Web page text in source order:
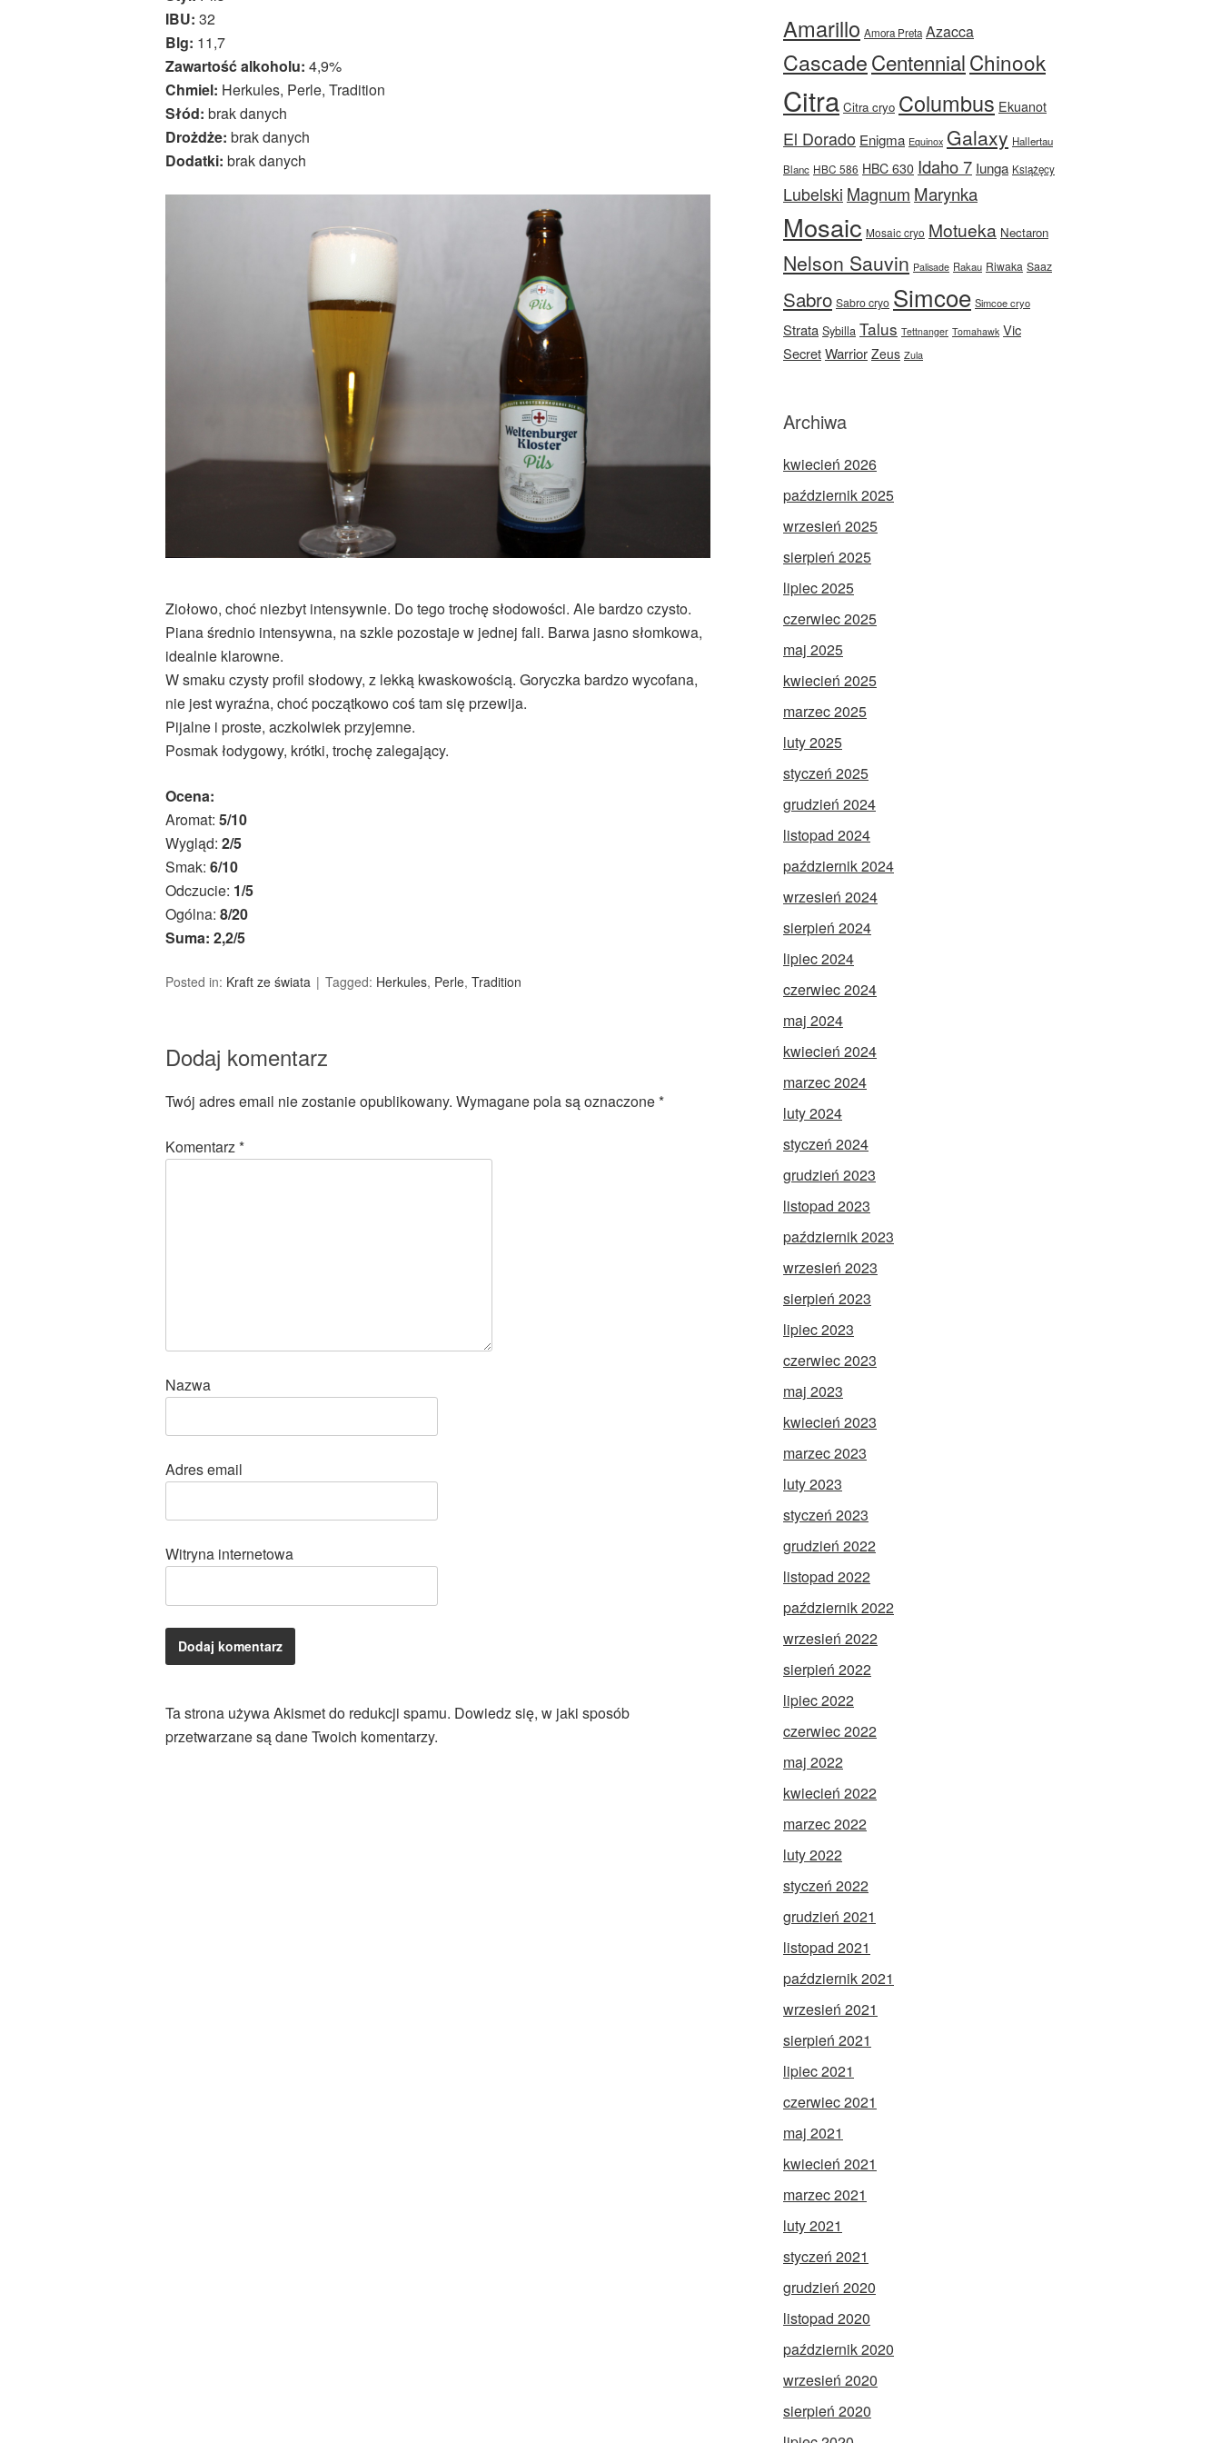
IBU: 32
Blg: 11,7
Zawartość alkoholu: 4,9%
Chmiel: Herkules, Perle, Tradition
Słód: brak danych
Drożdże: brak danych
Dodatki: brak danych
Ziołowo, choć niezbyt intensywnie. Do tego trochę słodowości. Ale bardzo czysto.
Piana średnio intensywna, na szkle pozostaje w jednej fali. Barwa jasno słomkowa,
idealnie klarowne.
W smaku czysty profil słodowy, z lekką kwaskowością. Goryczka bardzo wycofana,
nie jest wyraźna, choć początkowo coś tam się przewija.
Pijalne i proste, aczkolwiek przyjemne.
Posmak łodygowy, krótki, trochę zalegający.
Ocena:
Aromat: 5/10
Wygląd: 2/5
Smak: 6/10
Odczucie: 1/5
Ogólna: 8/20
Suma: 2,2/5
Posted in: Kraft ze świata Tagged: Herkules, Perle, Tradition
Dodaj komentarz
Twój adres email nie zostanie opublikowany. Wymagane pola są oznaczone*
Komentarz*
Nazwa
Adres email
Witryna internetowa
Ta strona używa Akismet do redukcji spamu. Dowiedz się, w jaki sposób
przetwarzane są dane Twoich komentarzy.
Amarillo Amora Preta Azacca
CascadeCentennialChinook
Citra Citra cryo Columbus Ekuanot
El Dorado Enigma Equinox Galaxy Hallertau
Blanc HBC 586 HBC 630 Idaho 7 Iunga Książęcy
Lubelski Magnum Marynka
Mosaic Mosaic cryo Motueka Nectaron
Nelson Sauvin Palisade Rakau Riwaka Saaz
Sabro Sabro cryo Simcoe Simcoe cryo
Strata Sybilla Talus Tettnanger Tomahawk Vic
SecretWarrior Zeus Zula
Archiwa
kwiecień 2026
październik 2025
wrzesień 2025
sierpień 2025
lipiec 2025
czerwiec 2025
maj 2025
kwiecień 2025
marzec 2025
luty 2025
styczeń 2025
grudzień 2024
listopad 2024
październik 2024
wrzesień 2024
sierpień 2024
lipiec 2024
czerwiec 2024
maj 2024
kwiecień 2024
marzec 2024
luty 2024
styczeń 2024
grudzień 2023
listopad 2023
październik 2023
wrzesień 2023
sierpień 2023
lipiec 2023
czerwiec 2023
maj 2023
kwiecień 2023
marzec 2023
luty 2023
styczeń 2023
grudzień 2022
listopad 2022
październik 2022
wrzesień 2022
sierpień 2022
lipiec 2022
czerwiec 2022
maj 2022
kwiecień 2022
marzec 2022
luty 2022
styczeń 2022
grudzień 2021
listopad 2021
październik 2021
wrzesień 2021
sierpień 2021
lipiec 2021
czerwiec 2021
maj 2021
kwiecień 2021
marzec 2021
luty 2021
styczeń 2021
grudzień 2020
listopad 2020
październik 2020
wrzesień 2020
sierpień 2020